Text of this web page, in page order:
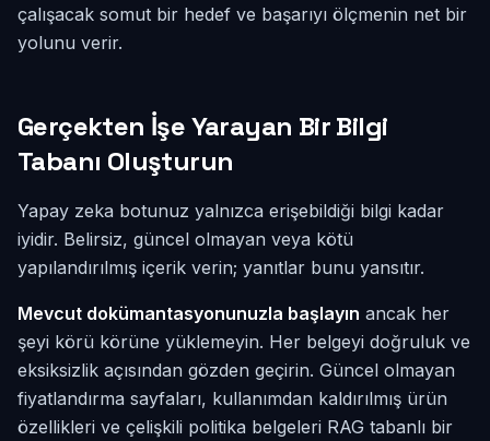
çalışacak somut bir hedef ve başarıyı ölçmenin net bir
yolunu verir.
Gerçekten İşe Yarayan Bir Bilgi
Tabanı Oluşturun
Yapay zeka botunuz yalnızca erişebildiği bilgi kadar
iyidir. Belirsiz, güncel olmayan veya kötü
yapılandırılmış içerik verin; yanıtlar bunu yansıtır.
Mevcut dokümantasyonunuzla başlayın ancak her
şeyi körü körüne yüklemeyin. Her belgeyi doğruluk ve
eksiksizlik açısından gözden geçirin. Güncel olmayan
fiyatlandırma sayfaları, kullanımdan kaldırılmış ürün
özellikleri ve çelişkili politika belgeleri RAG tabanlı bir